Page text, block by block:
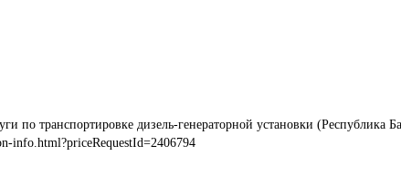
по транспортировке дизель-генераторной установки (Республика
info.html?priceRequestId=2406794